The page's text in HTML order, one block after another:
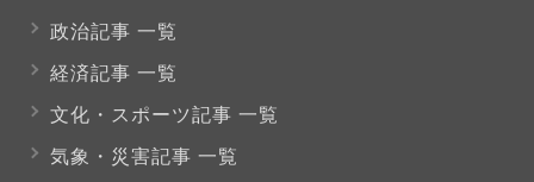
政治記事 一覧
経済記事 一覧
文化・スポーツ記事 一覧
気象・災害記事 一覧